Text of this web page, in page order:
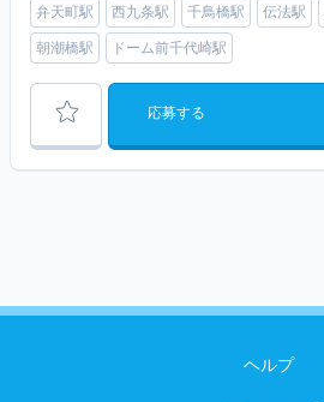
弁天町駅
西九条駅 千鳥橋駅 伝法駅
朝潮橋駅
ドーム前千代崎駅
応募する
ヘルプ